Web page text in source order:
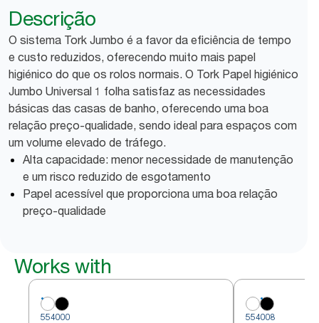
Descrição
O sistema Tork Jumbo é a favor da eficiência de tempo
e custo reduzidos, oferecendo muito mais papel
higiénico do que os rolos normais. O Tork Papel higiénico
Jumbo Universal 1 folha satisfaz as necessidades
básicas das casas de banho, oferecendo uma boa
relação preço-qualidade, sendo ideal para espaços com
um volume elevado de tráfego.
Alta capacidade: menor necessidade de manutenção
e um risco reduzido de esgotamento
Papel acessível que proporciona uma boa relação
preço-qualidade
Works with
554000 554008